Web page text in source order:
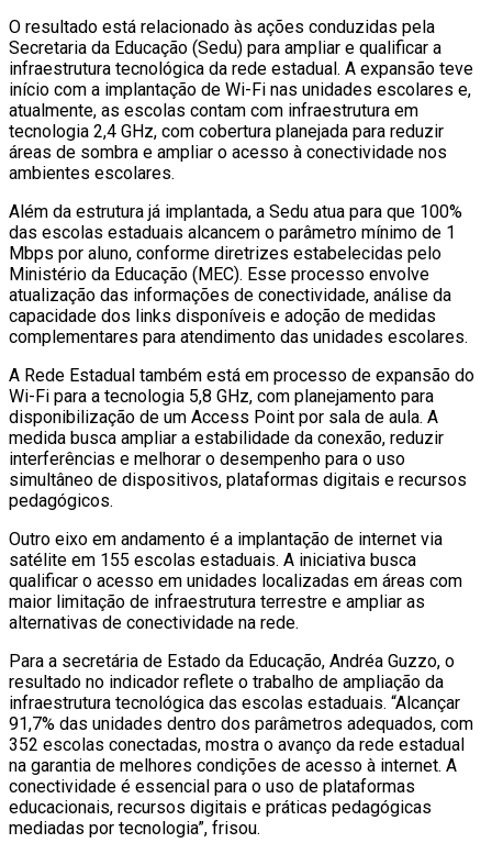
O resultado está relacionado às ações conduzidas pela
Secretaria da Educação (Sedu) para ampliar e qualificar a
infraestrutura tecnológica da rede estadual. A expansão teve
início com a implantação de Wi-Fi nas unidades escolares e,
atualmente, as escolas contam com infraestrutura em
tecnologia 2,4 GHz, com cobertura planejada para reduzir
áreas de sombra e ampliar o acesso à conectividade nos
ambientes escolares.
Além da estrutura já implantada, a Sedu atua para que 100%
das escolas estaduais alcancem o parâmetro mínimo de 1
Mbps por aluno, conforme diretrizes estabelecidas pelo
Ministério da Educação (MEC). Esse processo envolve
atualização das informações de conectividade, análise da
capacidade dos links disponíveis e adoção de medidas
complementares para atendimento das unidades escolares.
A Rede Estadual também está em processo de expansão do
Wi-Fi para a tecnologia 5,8 GHz, com planejamento para
disponibilização de um Access Point por sala de aula. A
medida busca ampliar a estabilidade da conexão, reduzir
interferências e melhorar o desempenho para o uso
simultâneo de dispositivos, plataformas digitais e recursos
pedagógicos.
Outro eixo em andamento é a implantação de internet via
satélite em 155 escolas estaduais. A iniciativa busca
qualificar o acesso em unidades localizadas em áreas com
maior limitação de infraestrutura terrestre e ampliar as
alternativas de conectividade na rede.
Para a secretária de Estado da Educação, Andréa Guzzo, o
resultado no indicador reflete o trabalho de ampliação da
infraestrutura tecnológica das escolas estaduais. “Alcançar
91,7% das unidades dentro dos parâmetros adequados, com
352 escolas conectadas, mostra o avanço da rede estadual
na garantia de melhores condições de acesso à internet. A
conectividade é essencial para o uso de plataformas
educacionais, recursos digitais e práticas pedagógicas
mediadas por tecnologia”, frisou.